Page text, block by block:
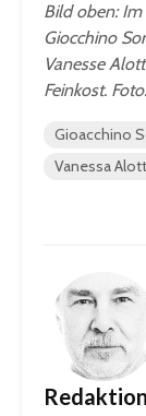
Bild oben:
Giocchino
Vanesse
Feinkost.
Gioacchino
Vanessa